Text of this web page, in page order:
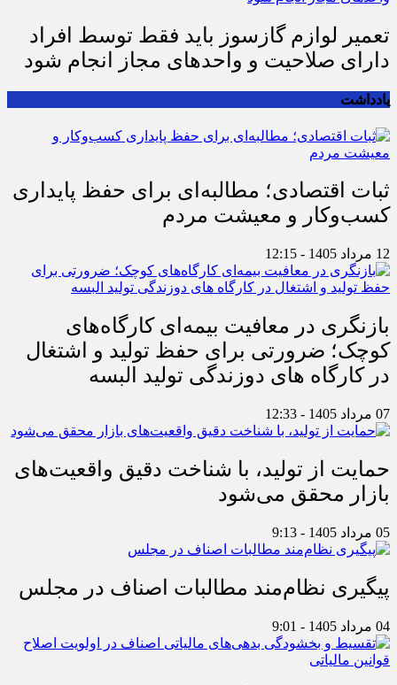
تعمیر لوازم گازسوز باید فقط توسط افراد
دارای صلاحیت و واحدهای مجاز انجام شود
یادداشت
ثبات اقتصادی؛ مطالبه‌ای برای حفظ پایداری
کسب‌وکار و معیشت مردم
12 مرداد 1405 - 12:15
بازنگری در معافیت بیمه‌ای کارگاه‌های
کوچک؛ ضرورتی برای حفظ تولید و اشتغال
در کارگاه های دوزندگی تولید البسه
07 مرداد 1405 - 12:33
حمایت از تولید، با شناخت دقیق واقعیت‌های
بازار محقق می‌شود
05 مرداد 1405 - 9:13
پیگیری نظام‌مند مطالبات اصناف در مجلس
04 مرداد 1405 - 9:01